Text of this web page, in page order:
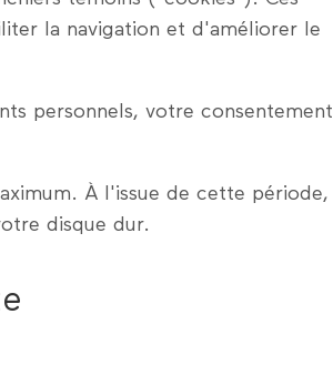
la navigation et d'améliorer le
personnels, votre consentement
À l'issue de cette période,
disque dur.